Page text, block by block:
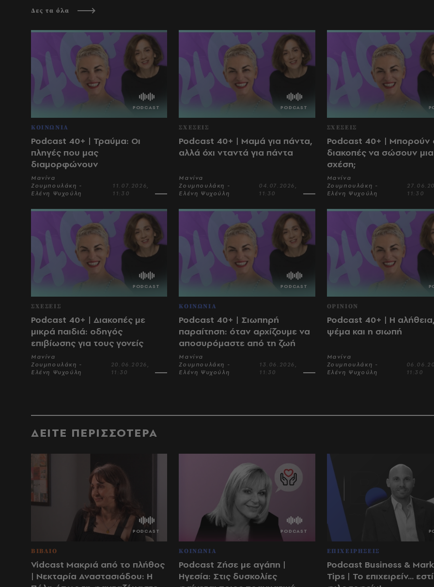
Δες τα όλα
ΚΟΙΝΩΝΙΑ
Podcast 40+ | Τραύμα: Οι
πληγές που μας
διαμορφώνουν
Μανίνα
Ζουμπουλάκη -
Ελένη Ψυχούλη
11.07.2026,
11:30
ΣΧΕΣΕΙΣ
Podcast 40+ | Μαμά για πάντα,
αλλά όχι νταντά για πάντα
Μανίνα
Ζουμπουλάκη -
Ελένη Ψυχούλη
04.07.2026,
11:30
ΣΧΕΣΕΙΣ
Podcast 40+ | Μπορούν
διακοπές να σώσουν μια
σχέση;
Μανίνα
Ζουμπουλάκη -
Ελένη Ψυχούλη
11:30
ΣΧΕΣΕΙΣ
Podcast 40+ | Διακοπές με
μικρά παιδιά: οδηγός
επιβίωσης για τους γονείς
Μανίνα
Ζουμπουλάκη -
Ελένη Ψυχούλη
20.06.2026,
11:30
ΚΟΙΝΩΝΙΑ
Podcast 40+ | Σιωπηρή
παραίτηση: όταν αρχίζουμε να
αποσυρόμαστε από τη ζωή
Μανίνα
Ζουμπουλάκη -
Ελένη Ψυχούλη
13.06.2026,
11:30
OPINION
Podcast 40+ | Η
ψέμα και η σιωπή
Μανίνα
Ζουμπουλάκη -
Ελένη Ψυχούλη
11:30
ΔΕΙΤΕ ΠΕΡΙΣΣΟΤΕΡΑ
ΒΙΒΛΙΟ
Vidcast Μακριά από το πλήθος
| Νεκταρία Αναστασιάδου: Η
ΚΟΙΝΩΝΙΑ
Podcast Ζήσε με αγάπη |
Ηγεσία: Στις δυσκολίες
ΕΠΙΧΕΙΡΗΣΕΙΣ
Podcast Business &
Tips | Το επιχειρείν... εστί